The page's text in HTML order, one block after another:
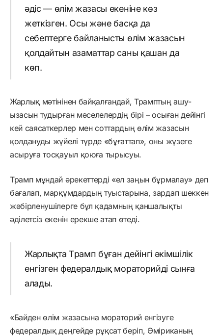
әдіс — өлім жазасы екеніне көз
жеткізген. Осы және басқа да
себептерге байланысты өлім жазасын
қолдайтын азаматтар саны қашан да
көп.
Жарлық мәтінінен байқалғандай, Трамптың ашу-
ызасын тудырған мәселелердің бірі – осыған дейінгі
кей саясаткерлер мен соттардың өлім жазасын
қолдануды жүйелі түрде «бұғаттап», оны жүзеге
асыруға тосқауыл қоюға тырысуы.
Трамп мұндай әрекеттерді «ел заңын бұрмалау» деп
бағалап, марқұмдардың туыстарына, зардап шеккен
жәбірленушілерге бұл қадамның қаншалықты
әділетсіз екенін ерекше атап өтеді.
Жарлықта Трамп бұған дейінгі әкімшілік
енгізген федералдық мораторийді сынға
алады.
«Байден өлім жазасына мораторий енгізуге
федералдық деңгейде рұқсат беріп, Әміриканың